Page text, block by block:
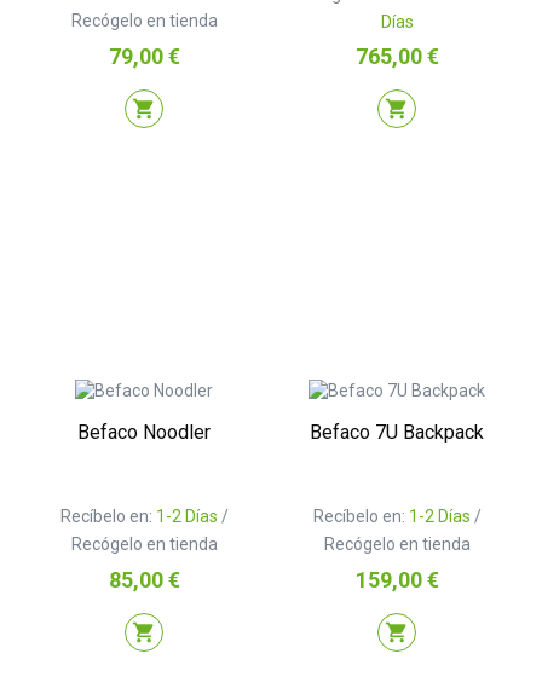
Recógelo en tienda
Precio
79,00 €
shopping_cart
Días
Precio
765,00 €
shopping_cart
Befaco Noodler
Recíbelo en: 1-2 Días /
Recógelo en tienda
Precio
85,00 €
shopping_cart
Befaco 7U Backpack
Recíbelo en: 1-2 Días /
Recógelo en tienda
Precio
159,00 €
shopping_cart